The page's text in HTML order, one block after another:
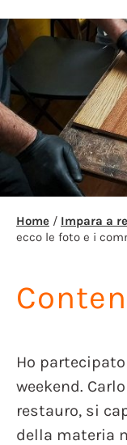
Home / Impara a
ecco le foto e i
Ho
weekend.
restauro, si
della materia